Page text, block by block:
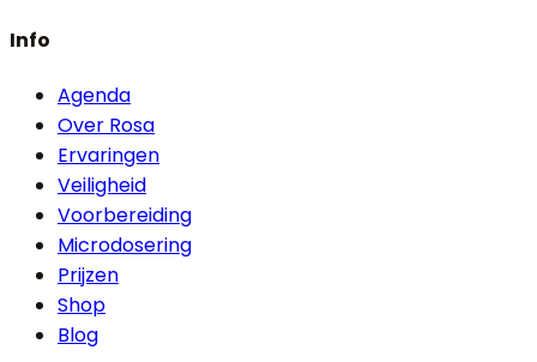
Info
Agenda
Over Rosa
Ervaringen
Veiligheid
Voorbereiding
Microdosering
Prijzen
Shop
Blog